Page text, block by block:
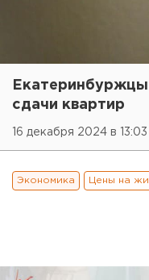
Екатеринбуржцы
сдачи квартир
16 декабря 2024 в 13:03
Экономика Цены на